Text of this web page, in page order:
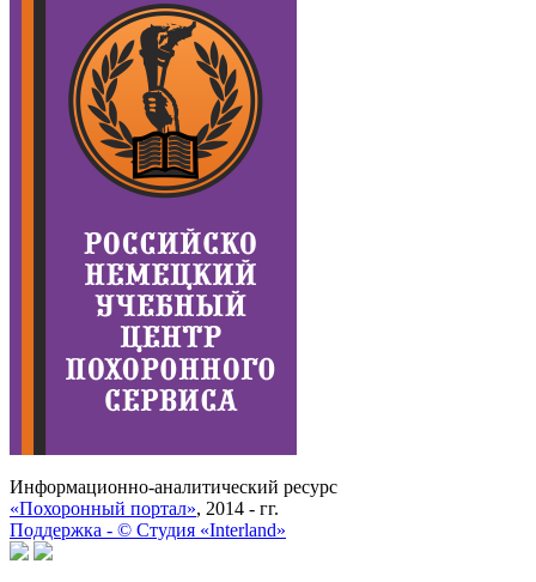
Информационно-аналитический ресурс
«Похоронный портал», 2014 - гг.
Поддержка - © Cтудия «Interland»